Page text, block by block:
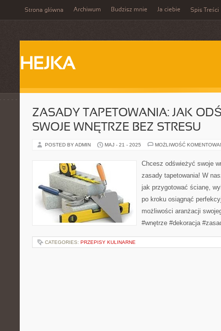
Strona główna Archiwum Budzisz mnie Ja ciebie Spis Treści
HEJKA
ZASADY TAPETOWANIA: JAK
SWOJE WNĘTRZE BEZ STRESU
POSTED BY ADMIN MAJ - 21 - 2025 MOŻLIWOŚĆ
Chcesz odświeżyć swoje
zasady tapetowania! W
jak przygotować ścianę,
po kroku osiągnąć
możliwości aranżacji
#wnętrze #dekoracja
CATEGORIES: PRZEPISY KULINARNE